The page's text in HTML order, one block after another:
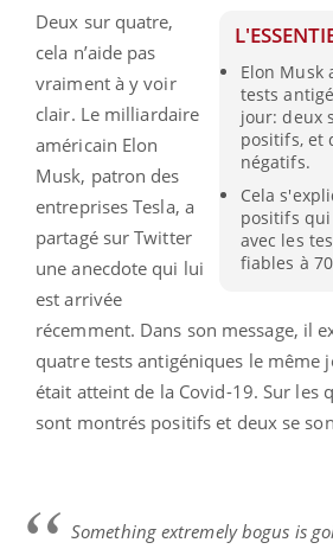
Elon Musk
tests
jour: deux
positifs, et
négatifs.
Cela
positifs
avec les
fiables à
Deux sur quatre,
cela n’aide pas
vraiment à y voir
clair. Le milliardaire
américain Elon
Musk, patron des
entreprises Tesla, a
partagé sur Twitter
une anecdote qui lui
est arrivée
récemment. Dans son message, il
quatre tests antigéniques le même
était atteint de la Covid-19. Sur les
sont montrés positifs et deux se
Something extremely bogus is